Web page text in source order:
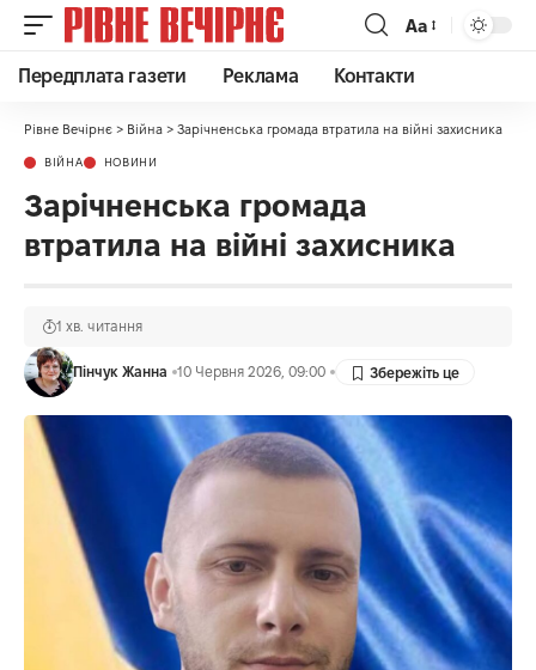
Аа
Передплата газети Реклама Контакти
Рівне Вечірнє > Війна > Зарічненська громада втратила на війні захисника
ВІЙНА НОВИНИ
Зарічненська громада
втратила на війні захисника
Пінчук Жанна 10 Червня 2026, 09:00
1 хв. читання